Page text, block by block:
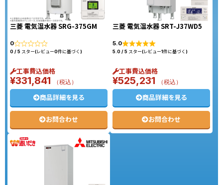
三菱 電気温水器 SRG-375GM
0
0 / 5 スター(レビュー0件に基づく)
工事費込価格
¥331,841 （税込）
商品詳細を見る
お問合わせ
三菱 電気温水器 SRT-J37WD5
5.0
5.0 / 5 スター(レビュー1件に基づく)
工事費込価格
¥525,231 （税込）
商品詳細を見る
お問合わせ